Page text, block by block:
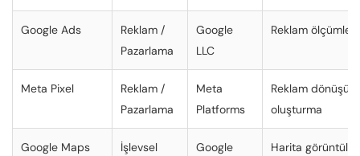
Google Ads
Reklam /
Pazarlama
Google
LLC
Reklam
Meta Pixel
Reklam /
Pazarlama
Meta
Platforms
Reklam
oluşturma
Google Maps İşlevsel Google Harita